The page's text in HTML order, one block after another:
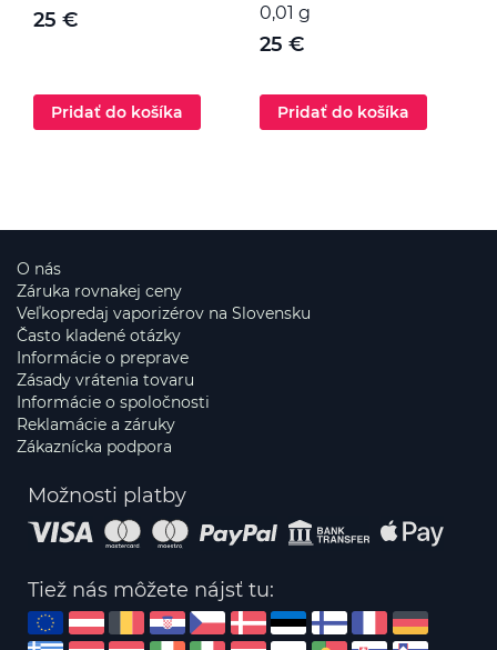
25 €
Pridať do košíka
0,01 g
25 €
Pridať do košíka
O nás
Záruka rovnakej ceny
Veľkopredaj vaporizérov na Slovensku
Často kladené otázky
Informácie o preprave
Zásady vrátenia tovaru
Informácie o spoločnosti
Reklamácie a záruky
Zákaznícka podpora
Možnosti platby
Tiež nás môžete nájsť tu: